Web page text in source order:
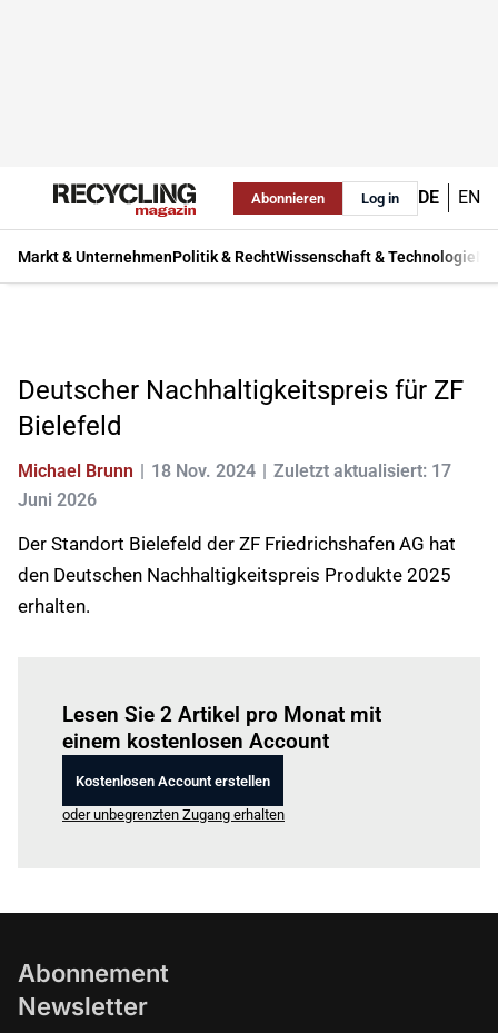
Abonnieren Log in DE EN
Markt & UnternehmenPolitik & RechtWissenschaft & Technologie
Deutscher Nachhaltigkeitspreis für ZF
Bielefeld
Michael Brunn 18 Nov. 2024
Zuletzt aktualisiert: 17
Juni 2026
Der Standort Bielefeld der ZF Friedrichshafen AG hat
den Deutschen Nachhaltigkeitspreis Produkte 2025
erhalten.
Lesen Sie 2 Artikel pro Monat mit
einem kostenlosen Account
Kostenlosen Account erstellen
oder unbegrenzten Zugang erhalten
Abonnement
Newsletter